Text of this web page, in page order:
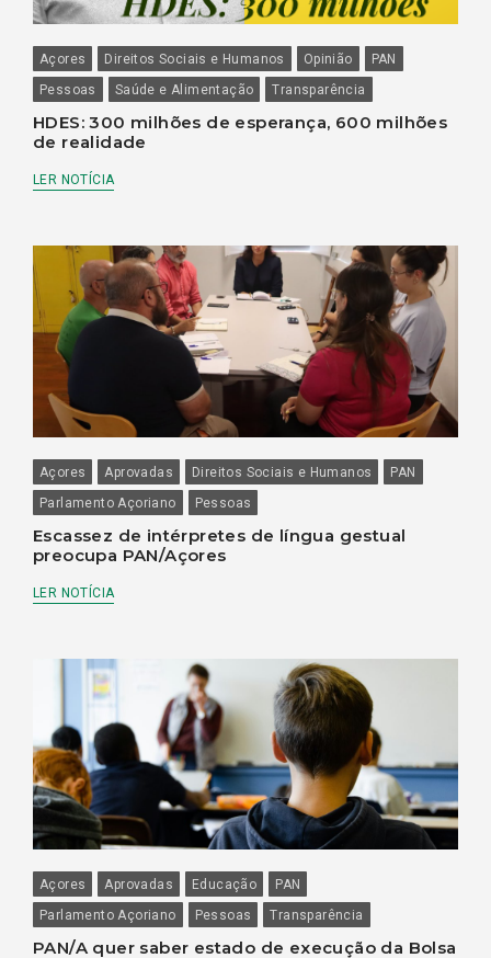
Açores Direitos Sociais e Humanos Opinião
PAN
Pessoas
Saúde e Alimentação Transparência
HDES: 300 milhões de esperança, 600 milhões
de realidade
LER NOTÍCIA
Açores Aprovadas Direitos Sociais e Humanos
PAN
Parlamento Açoriano
Pessoas
Escassez de intérpretes de língua gestual
preocupa PAN/Açores
LER NOTÍCIA
Açores Aprovadas Educação
PAN
Parlamento Açoriano
Pessoas Transparência
PAN/A quer saber estado de execução da Bolsa